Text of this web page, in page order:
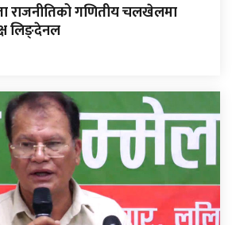
राजनीतिको गणितीय चलखेलमा
लिङ्देनल